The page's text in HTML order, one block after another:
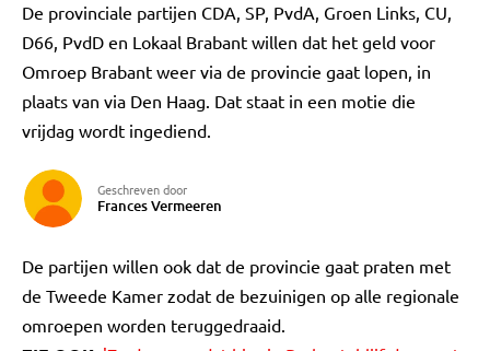
De provinciale partijen CDA, SP, PvdA, Groen Links, CU,
D66, PvdD en Lokaal Brabant willen dat het geld voor
Omroep Brabant weer via de provincie gaat lopen, in
plaats van via Den Haag. Dat staat in een motie die
vrijdag wordt ingediend.
Geschreven door
Frances Vermeeren
De partijen willen ook dat de provincie gaat praten met
de Tweede Kamer zodat de bezuinigen op alle regionale
omroepen worden teruggedraaid.